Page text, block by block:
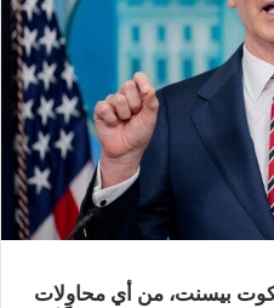
بيسنت، من أي محاولات